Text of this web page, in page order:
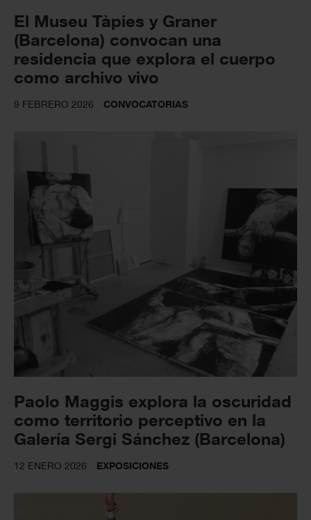
El Museu Tàpies y Graner
(Barcelona) convocan una
residencia que explora el cuerpo
como archivo vivo
9 FEBRERO 2026 CONVOCATORIAS
Paolo Maggis explora la oscuridad
como territorio perceptivo en la
Galería Sergi Sánchez (Barcelona)
12 ENERO 2026 EXPOSICIONES